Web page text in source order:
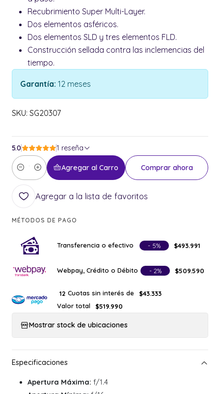
Recubrimiento Super Multi-Layer.
Dos elementos asféricos.
Dos elementos SLD y tres elementos FLD.
Construcción sellada contra las inclemencias del
tiempo.
Garantía: 12 meses
SKU: SG20307
5.0 1 reseña
Cantidad
Agregar al Carro Comprar ahora
Agregar a la lista de favoritos
MÉTODOS DE PAGO
Transferencia o efectivo - 5% $493.991
Webpay, Crédito o Débito - 2% $509.590
12 Cuotas sin interés de
$43.333
Valor total
$519.990
Mostrar stock de ubicaciones
Apertura Máxima: f/1.4